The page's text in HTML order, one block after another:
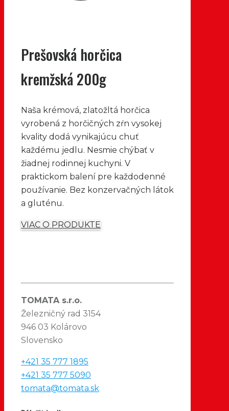
Prešovská horčica
kremžská 200g
Naša krémová, zlatožltá horčica
vyrobená z horčičných zŕn vysokej
kvality dodá vynikajúcu chuť
každému jedlu. Nesmie chýbať v
žiadnej rodinnej kuchyni. V
praktickom balení pre každodenné
používanie. Bez konzervačných látok
a gluténu.
VIAC O PRODUKTE
TOMATA s.r.o.
Železničný rad 3154
946 03 Kolárovo
Slovensko
+421 35 777 1895
+421 35 777 5090
tomata@tomata.sk